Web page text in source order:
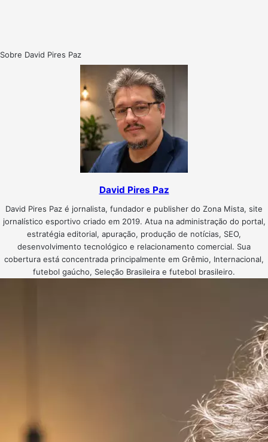
Sobre David Pires Paz
David Pires Paz
David Pires Paz é jornalista, fundador e publisher do Zona Mista, site
jornalístico esportivo criado em 2019. Atua na administração do portal,
estratégia editorial, apuração, produção de notícias, SEO,
desenvolvimento tecnológico e relacionamento comercial. Sua
cobertura está concentrada principalmente em Grêmio, Internacional,
futebol gaúcho, Seleção Brasileira e futebol brasileiro.